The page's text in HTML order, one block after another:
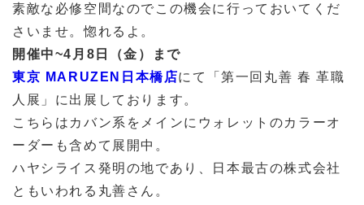
素敵な必修空間なのでこの機会に行っておいてくだ
さいませ。惚れるよ。
開催中~4月8日（金）まで
東京 MARUZEN日本橋店にて「第一回丸善 春 革職
人展」に出展しております。
こちらはカバン系をメインにウォレットのカラーオ
ーダーも含めて展開中。
ハヤシライス発明の地であり、日本最古の株式会社
ともいわれる丸善さん。